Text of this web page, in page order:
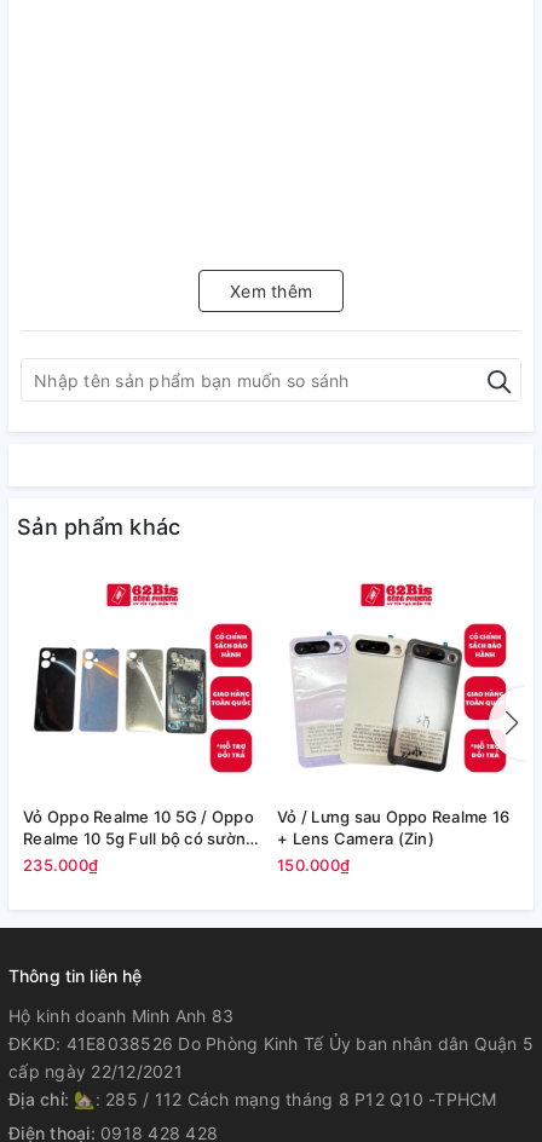
Xem thêm
Sản phẩm khác
Vỏ Oppo Realme 10 5G / Oppo
Realme 10 5g Full bộ có sườn
(Zin máy)
235.000₫
Vỏ / Lưng sau Oppo Realme 16
+ Lens Camera (Zin)
150.000₫
Thông tin liên hệ
Hộ kinh doanh Minh Anh 83
ĐKKD: 41E8038526 Do Phòng Kinh Tế Ủy ban nhân dân Quận 5
cấp ngày 22/12/2021
Địa chỉ: 🏡: 285 / 112 Cách mạng tháng 8 P12 Q10 -TPHCM
Điện thoại: 0918 428 428